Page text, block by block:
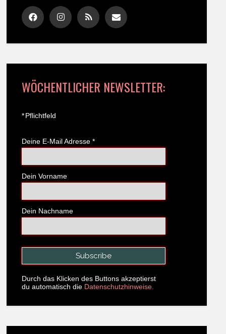
WÖCHENTLICHER NEWSLETTER:
*Pflichtfeld
Deine E-Mail Adresse *
Dein Vorname
Dein Nachname
Durch das Klicken des Buttons akzeptierst
du automatisch die Datenschutzhinweise.